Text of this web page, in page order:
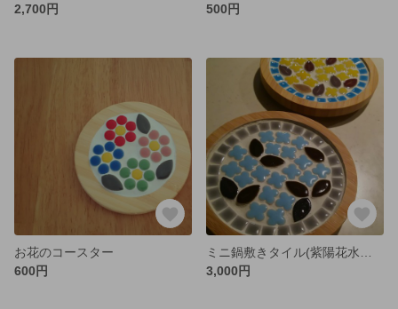
2,700円
500円
お花のコースター
600円
3,000円